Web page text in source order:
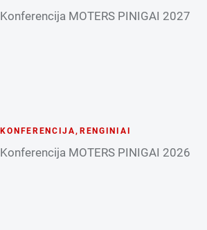
Konferencija MOTERS PINIGAI 2027
KONFERENCIJA, RENGINIAI
Konferencija MOTERS PINIGAI 2026